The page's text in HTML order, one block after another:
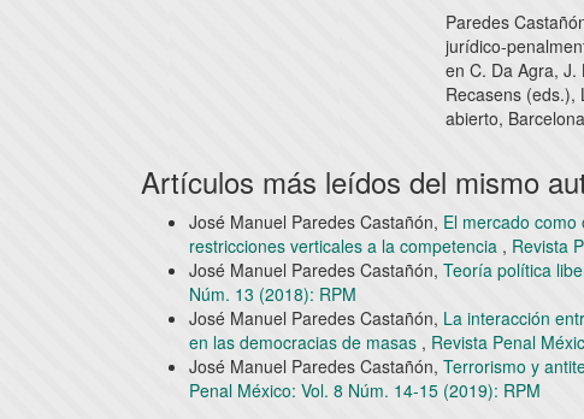
Paredes
jurídico-
en C. Da Agra, J.
Recasens (eds.),
abierto,
Artículos más leídos del mismo
José Manuel Paredes Castañón, El mercado
restricciones verticales a la competencia , Revista
José Manuel Paredes Castañón, Teoría política
Núm. 13 (2018): RPM
José Manuel Paredes Castañón, La interacción
en las democracias de masas , Revista Penal
José Manuel Paredes Castañón, Terrorismo y
Penal México: Vol. 8 Núm. 14-15 (2019): RPM